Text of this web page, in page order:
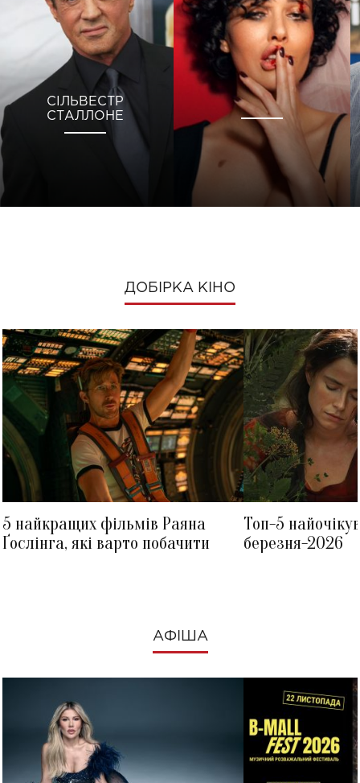
СІЛЬВЕСТР
СТАЛЛОНЕ
ДОБІРКА КІНО
5 найкращих фільмів Раяна
Ґослінга, які варто побачити
Топ-5
березня-2026
АФІША